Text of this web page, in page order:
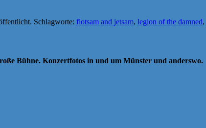
Schlagworte: flotsam and jetsam, legion of the damned,
Bühne. Konzertfotos in und um Münster und anderswo.